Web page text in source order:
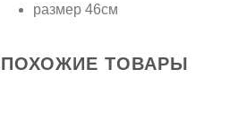
размер 46см
ПОХОЖИЕ ТОВАРЫ